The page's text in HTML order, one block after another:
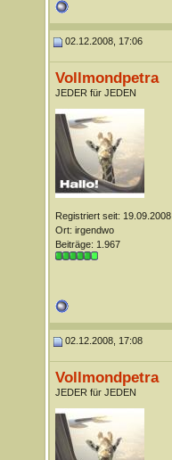
02.12.2008, 17:06
Vollmondpetra
JEDER für JEDEN
Registriert seit: 19.09.2008
Ort: irgendwo
Beiträge: 1.967
02.12.2008, 17:08
Vollmondpetra
JEDER für JEDEN